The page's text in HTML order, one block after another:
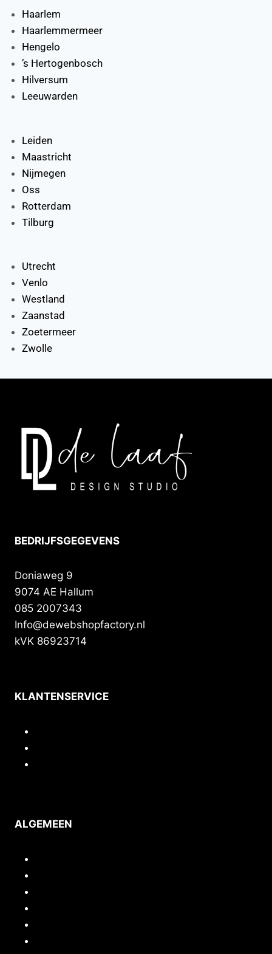
Haarlem
Haarlemmermeer
Hengelo
’s Hertogenbosch
Hilversum
Leeuwarden
Leiden
Maastricht
Nijmegen
Oss
Rotterdam
Tilburg
Utrecht
Venlo
Westland
Zaanstad
Zoetermeer
Zwolle
BEDRIJFSGEGEVENS
Doniaweg 9
9074 AE Hallum
085 2007343
Info@dewebshopfactory.nl
kVK 86923714
KLANTENSERVICE
ALGEMEEN